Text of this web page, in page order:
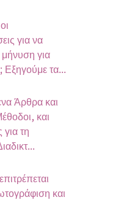
για να
μήνυση για
τα...
Άρθρα και
και
για τη
και